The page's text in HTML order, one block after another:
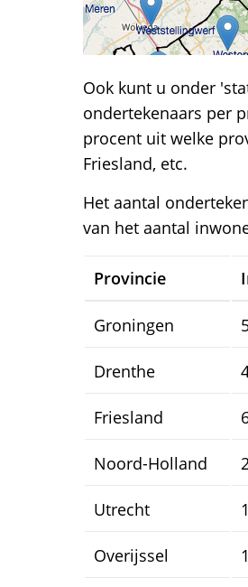
Ook kunt u onder
ondertekenaars per
procent uit welke
Friesland, etc.
Het aantal
van het aantal
Provincie
Groningen
Drenthe
Friesland
Noord-Holland
Utrecht
Overijssel